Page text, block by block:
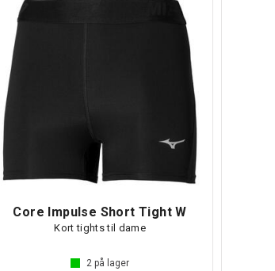
Core Impulse Short Tight W
Kort tights til dame
2 på lager